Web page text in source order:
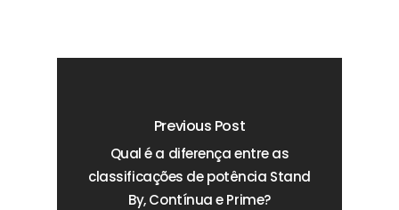
Previous Post
Qual é a diferença entre as
classificações de potência Stand
By, Contínua e Prime?